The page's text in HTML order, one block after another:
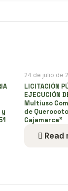
y
24 de julio de
LICITACIÓN
EJECUCIÓN
Multiuso
de
Cajamarca”
Read